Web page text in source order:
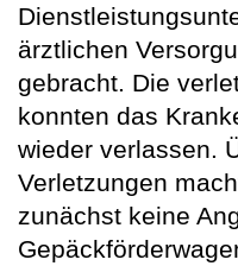
ärztlichen
gebracht. Die
konnten das
wieder verlassen.
Verletzungen
zunächst keine